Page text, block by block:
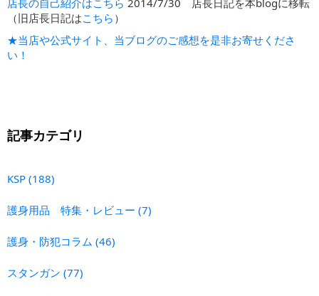
店長の自己紹介はこちら 2014/7/30 店長日記を本blogに移転
（旧店長日記はこちら ）
★当店や公式サイト、当ブログのご感想を是非お寄せくださ
い！
記事カテゴリ
KSP (188)
護身用品 特集・レビュー (7)
護身・防犯コラム (46)
スタンガン (77)